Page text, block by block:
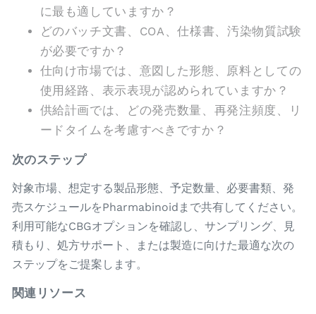
に最も適していますか？
どのバッチ文書、COA、仕様書、汚染物質試験
が必要ですか？
仕向け市場では、意図した形態、原料としての
使用経路、表示表現が認められていますか？
供給計画では、どの発売数量、再発注頻度、リ
ードタイムを考慮すべきですか？
次のステップ
対象市場、想定する製品形態、予定数量、必要書類、発
売スケジュールをPharmabinoidまで共有してください。
利用可能なCBGオプションを確認し、サンプリング、見
積もり、処方サポート、または製造に向けた最適な次の
ステップをご提案します。
関連リソース